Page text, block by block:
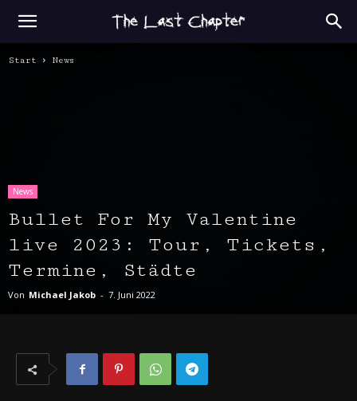
Start News
News
Bullet For My Valentine
live 2023: Tour, Tickets,
Termine, Städte
Von Michael Jakob - 7. Juni 2022